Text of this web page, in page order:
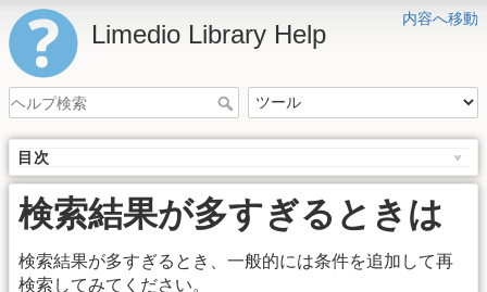
内容へ移動
Limedio Library Help
目次
検索結果が多すぎるときは
検索結果が多すぎるとき、一般的には条件を追加して再
検索してみてください。